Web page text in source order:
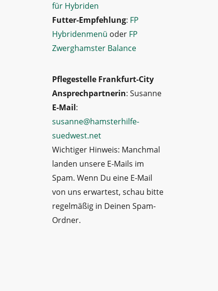
für Hybriden
Futter-Empfehlung: FP
Hybridenmenü oder FP
Zwerghamster Balance
Pflegestelle Frankfurt-City
Ansprechpartnerin: Susanne
E-Mail:
susanne@hamsterhilfe-
suedwest.net
Wichtiger Hinweis: Manchmal
landen unsere E-Mails im
Spam. Wenn Du eine E-Mail
von uns erwartest, schau bitte
regelmäßig in Deinen Spam-
Ordner.